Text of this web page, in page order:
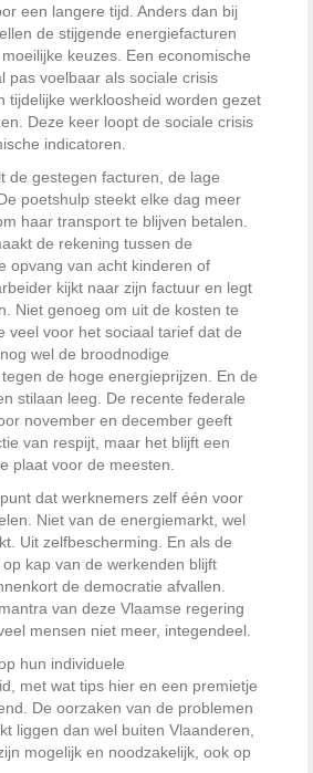
een langere tijd. Anders dan bij
de stijgende energiefacturen
keuzes. Een economische
pas voelbaar als sociale crisis
tijdelijke werkloosheid worden gezet
Deze keer loopt de sociale crisis
indicatoren.
de gestegen facturen, de lage
poetshulp steekt elke dag meer
haar transport te blijven betalen.
de rekening tussen de
opvang van acht kinderen of
kijkt naar zijn factuur en legt
Niet genoeg om uit de kosten te
veel voor het sociaal tarief dat de
wel de broodnodige
de hoge energieprijzen. En de
stilaan leeg. De recente federale
november en december geeft
van respijt, maar het blijft een
plaat voor de meesten.
dat werknemers zelf één voor
Niet van de energiemarkt, wel
Uit zelfbescherming. En als de
kap van de werkenden blijft
de democratie afvallen.
van deze Vlaamse regering
mensen niet meer, integendeel.
hun individuele
met wat tips hier en een premietje
De oorzaken van de problemen
liggen dan wel buiten Vlaanderen,
mogelijk en noodzakelijk, ook op